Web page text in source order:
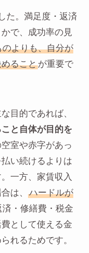
た。満足度・返済
で、成功率の見
のよりも、自分が
ることが重要で
目的であれば、
と自体が目的を
室や赤字があっ
い続けるよりは
一方、家賃収入
は、
ハードルが
・修繕費・税金
として使える金
れるためです。